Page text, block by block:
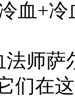
血+
师萨
们在